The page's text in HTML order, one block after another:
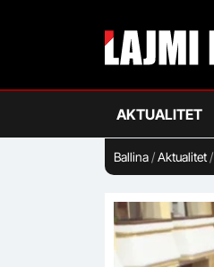
AKTUALITET
Ballina/Aktualitet/